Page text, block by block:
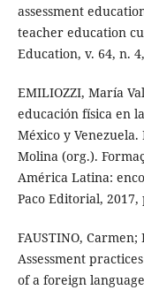
assessment
teacher education
Education, v. 64, n.
EMILIOZZI, María
educación física en
México y Venezuela.
Molina (org.).
América Latina:
Paco Editorial, 2017,
FAUSTINO,
Assessment
of a foreign